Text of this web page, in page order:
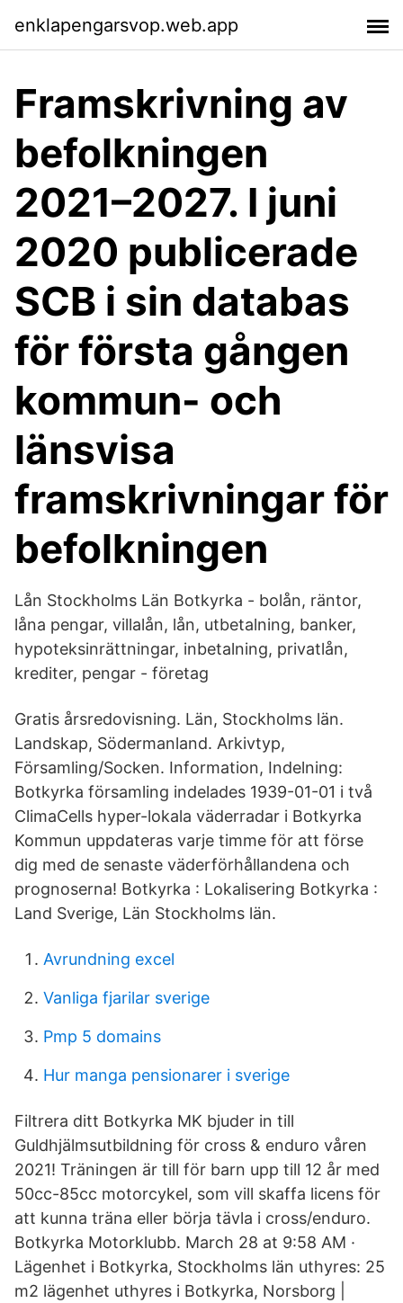
enklapengarsvop.web.app
Framskrivning av
befolkningen
2021–2027. I juni
2020 publicerade
SCB i sin databas
för första gången
kommun- och
länsvisa
framskrivningar för
befolkningen
Lån Stockholms Län Botkyrka - bolån, räntor,
låna pengar, villalån, lån, utbetalning, banker,
hypoteksinrättningar, inbetalning, privatlån,
krediter, pengar - företag
Gratis årsredovisning. Län, Stockholms län.
Landskap, Södermanland. Arkivtyp,
Församling/Socken. Information, Indelning:
Botkyrka församling indelades 1939-01-01 i två
ClimaCells hyper-lokala väderradar i Botkyrka
Kommun uppdateras varje timme för att förse
dig med de senaste väderförhållandena och
prognoserna! Botkyrka : Lokalisering Botkyrka :
Land Sverige, Län Stockholms län.
Avrundning excel
Vanliga fjarilar sverige
Pmp 5 domains
Hur manga pensionarer i sverige
Filtrera ditt Botkyrka MK bjuder in till
Guldhjälmsutbildning för cross & enduro våren
2021! Träningen är till för barn upp till 12 år med
50cc-85cc motorcykel, som vill skaffa licens för
att kunna träna eller börja tävla i cross/enduro.
Botkyrka Motorklubb. March 28 at 9:58 AM ·
Lägenhet i Botkyrka, Stockholms län uthyres: 25
m2 lägenhet uthyres i Botkyrka, Norsborg |